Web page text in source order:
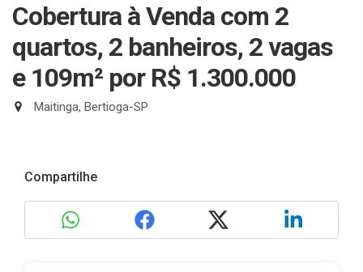
Cobertura à Venda com 2
quartos, 2 banheiros, 2 vagas
e 109m² por R$ 1.300.000
Maitinga, Bertioga-SP
Compartilhe